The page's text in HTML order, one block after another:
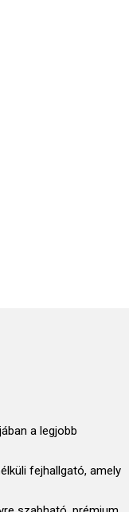
a legjobb
fejhallgató, amely